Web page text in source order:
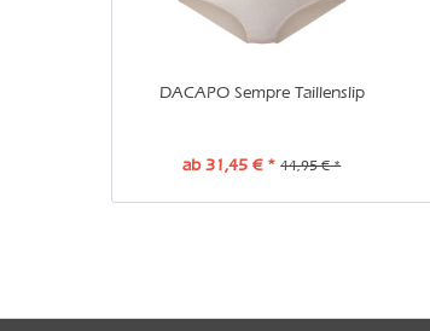
DACAPO Sempre Taillenslip
ab 31,45 € * 44,95 € *